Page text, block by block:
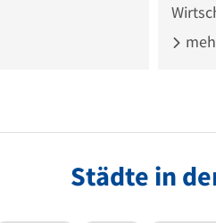
Städte in